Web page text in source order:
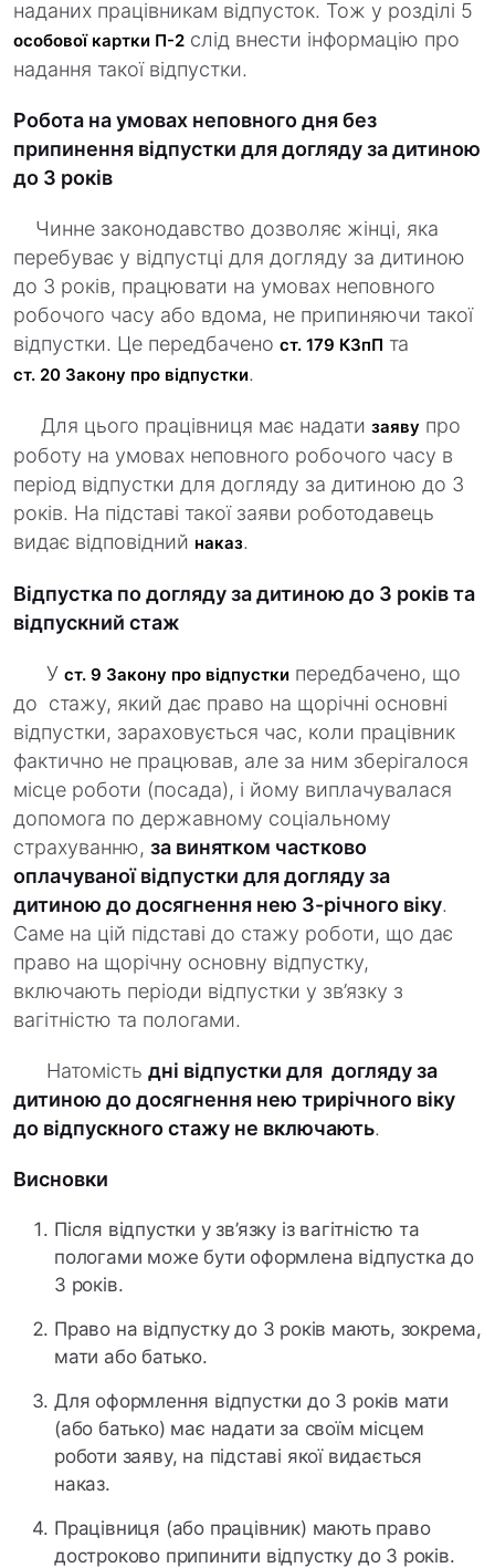
наданих працівникам відпусток. Тож у розділі 5
особової картки П-2 слід внести інформацію про
надання такої відпустки.
Робота на умовах неповного дня без
припинення відпустки для догляду за дитиною
до 3 років
Чинне законодавство дозволяє жінці, яка
перебуває у відпустці для догляду за дитиною
до 3 років, працювати на умовах неповного
робочого часу або вдома, не припиняючи такої
відпустки. Це передбачено ст. 179 КЗпП та
ст. 20 Закону про відпустки.
Для цього працівниця має надати заяву про
роботу на умовах неповного робочого часу в
період відпустки для догляду за дитиною до 3
років. На підставі такої заяви роботодавець
видає відповідний наказ.
Відпустка по догляду за дитиною до 3 років та
відпускний стаж
У ст. 9 Закону про відпустки передбачено, що
до стажу, який дає право на щорічні основні
відпустки, зараховується час, коли працівник
фактично не працював, але за ним зберігалося
місце роботи (посада), і йому виплачувалася
допомога по державному соціальному
страхуванню, за винятком частково
оплачуваної відпустки для догляду за
дитиною до досягнення нею 3-річного віку.
Саме на цій підставі до стажу роботи, що дає
право на щорічну основну відпустку,
включають періоди відпустки у зв’язку з
вагітністю та пологами.
Натомість дні відпустки для догляду за
дитиною до досягнення нею трирічного віку
до відпускного стажу не включають.
Висновки
Після відпустки у зв’язку із вагітністю та
пологами може бути оформлена відпустка до
3 років.
Право на відпустку до 3 років мають, зокрема,
мати або батько.
Для оформлення відпустки до 3 років мати
(або батько) має надати за своїм місцем
роботи заяву, на підставі якої видається
наказ.
Працівниця (або працівник) мають право
достроково припинити відпустку до 3 років.